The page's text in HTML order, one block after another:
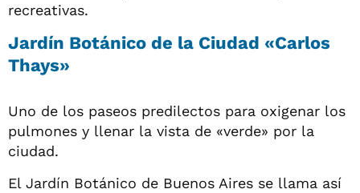
recreativas.
Jardín Botánico de la Ciudad «Carlos
Thays»
Uno de los paseos predilectos para oxigenar los
pulmones y llenar la vista de «verde» por la
ciudad.
El Jardín Botánico de Buenos Aires se llama así